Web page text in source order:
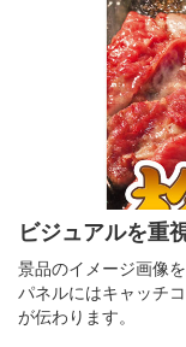
ビジュアルを重
景品のイメージ画像
パネルにはキャッチ
が伝わります。